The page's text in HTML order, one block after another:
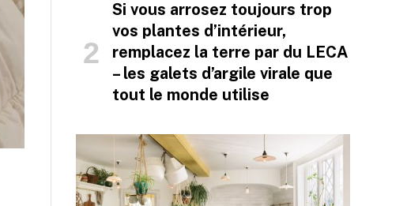
Si vous arrosez toujours trop
vos plantes d’intérieur,
remplacez la terre par du LECA
– les galets d’argile virale que
tout le monde utilise